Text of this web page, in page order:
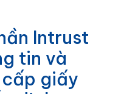
Intrust
tin và
giấy